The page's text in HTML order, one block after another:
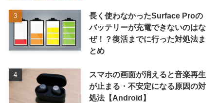
長く使わなかったSurface Proの
バッテリーが充電できないのはな
ぜ！？復活までに行った対処法ま
とめ
スマホの画面が消えると音楽再生
が止まる・不安定になる原因の対
処法【Android】